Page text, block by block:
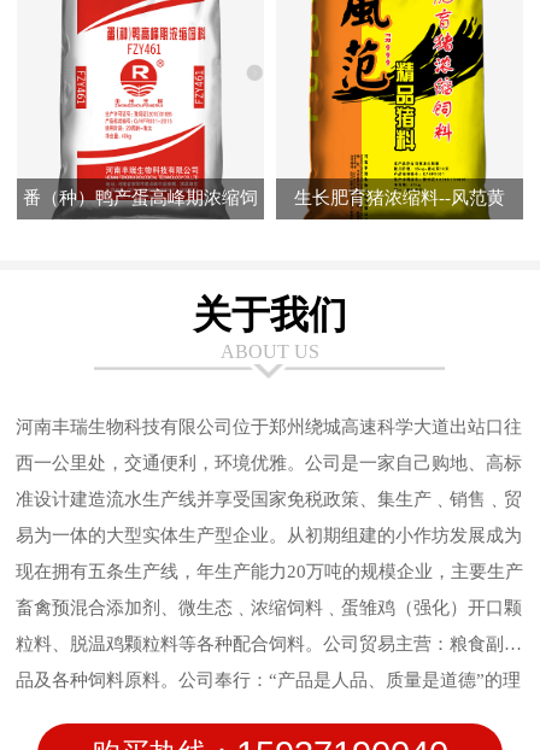
番（种）鸭产蛋高峰期浓缩饲 生长肥育猪浓缩料--风范黄
关于我们
ABOUT US
河南丰瑞生物科技有限公司位于郑州绕城高速科学大道出站口往
西一公里处，交通便利，环境优雅。公司是一家自己购地、高标
准设计建造流水生产线并享受国家免税政策、集生产﹑销售﹑贸
易为一体的大型实体生产型企业。从初期组建的小作坊发展成为
现在拥有五条生产线，年生产能力20万吨的规模企业，主要生产
畜禽预混合添加剂、微生态﹑浓缩饲料﹑蛋雏鸡（强化）开口颗
粒料、脱温鸡颗粒料等各种配合饲料。公司贸易主营：粮食副产
品及各种饲料原料。公司奉行：“产品是人品、质量是道德”的理